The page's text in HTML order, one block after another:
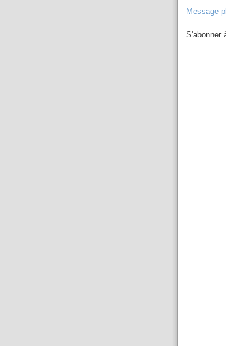
Message
S'abonner